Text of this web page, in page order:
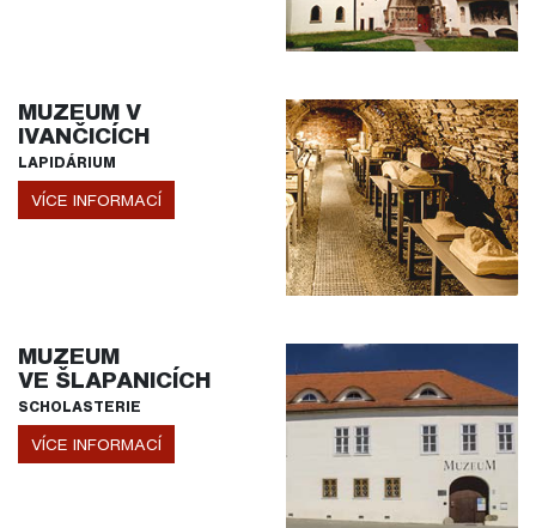
MUZEUM V
IVANČICÍCH
LAPIDÁRIUM
VÍCE INFORMACÍ
MUZEUM
VE ŠLAPANICÍCH
SCHOLASTERIE
VÍCE INFORMACÍ